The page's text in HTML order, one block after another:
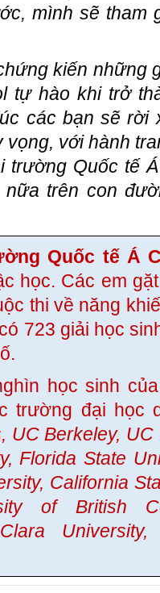
mình sẽ tham
kiến những
tự hào khi trở
các bạn sẽ rời
với hành
trường Quốc tế
trên con
Quốc tế Á
học. Các em
thi về năng
723 giải học
học sinh
trường đại học
UC Berkeley,
Florida State
California
of British